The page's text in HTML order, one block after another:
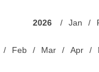
2026 Jan
Feb Mar Apr